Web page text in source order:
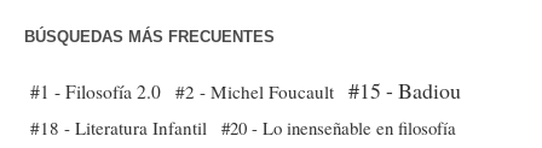
BÚSQUEDAS MÁS FRECUENTES
#1 - Filosofía 2.0 #2 - Michel Foucault #15 - Badiou
#18 - Literatura Infantil #20 - Lo inenseñable en filosofía